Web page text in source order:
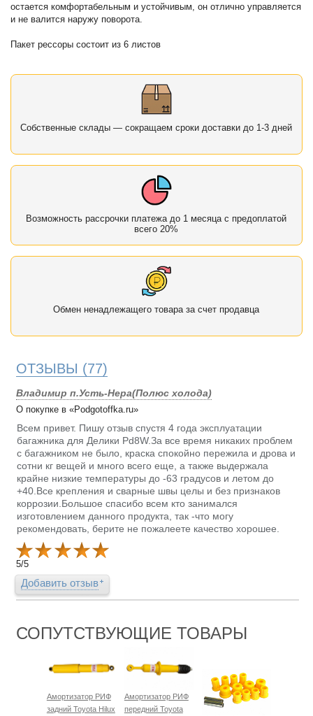
остается комфортабельным и устойчивым, он отлично управляется
и не валится наружу поворота.
Пакет рессоры состоит из 6 листов
Собственные склады — сокращаем сроки доставки до 1-3 дней
Возможность рассрочки платежа до 1 месяца с предоплатой
всего 20%
Обмен ненадлежащего товара за счет продавца
ОТЗЫВЫ (77)
Владимир п.Усть-Нера(Полюс холода)
О покупке в «Podgotoffka.ru»
Всем привет. Пишу отзыв спустя 4 года эксплуатации
багажника для Делики Pd8W.За все время никаких проблем
с багажником не было, краска спокойно пережила и дрова и
сотни кг вещей и много всего еще, а также выдержала
крайне низкие температуры до -63 градусов и летом до
+40.Все крепления и сварные швы целы и без признаков
коррозии.Большое спасибо всем кто занимался
изготовлением данного продукта, так -что могу
рекомендовать, берите не пожалеете качество хорошее.
5/5
Добавить отзыв
СОПУТСТВУЮЩИЕ ТОВАРЫ
Амортизатор РИФ
задний Toyota Hilux
Амортизатор РИФ
передний Toyota